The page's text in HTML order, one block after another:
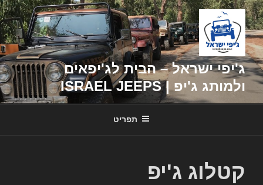
דילוג
לתוכן
ג'יפי ישראל – הבית לג'יפאים
ולמותג ג'יפ | ISRAEL JEEPS
תפריט
קטלוג ג'יפ